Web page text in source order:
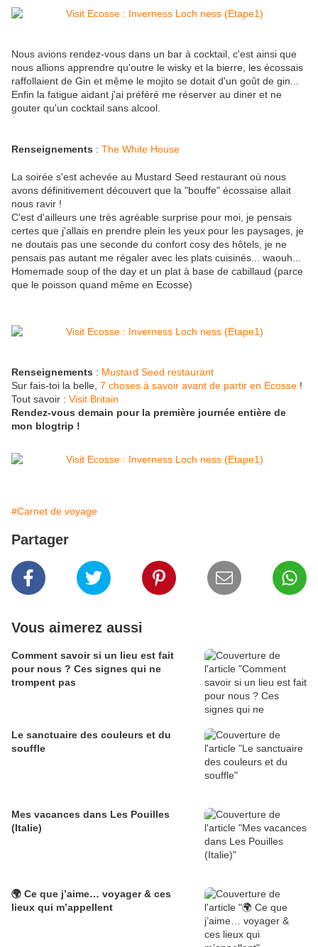
Nous avions rendez-vous dans un bar à cocktail, c'est ainsi que
nous allions apprendre qu'outre le wisky et la bierre, les écossais
raffollaient de Gin et même le mojito se dotait d'un goût de gin...
Enfin la fatigue aidant j'ai préféré me réserver au diner et ne
gouter qu'un cocktail sans alcool.
Renseignements : The White House
La soirée s'est achevée au Mustard Seed restaurant où nous
avons définitivement découvert que la "bouffe" écossaise allait
nous ravir !
C'est d'ailleurs une très agréable surprise pour moi, je pensais
certes que j'allais en prendre plein les yeux pour les paysages, je
ne doutais pas une seconde du confort cosy des hôtels, je ne
pensais pas autant me régaler avec les plats cuisinés... waouh...
Homemade soup of the day et un plat à base de cabillaud (parce
que le poisson quand même en Ecosse)
Renseignements : Mustard Seed restaurant
Sur fais-toi la belle, 7 choses à savoir avant de partir en Ecosse !
Tout savoir : Visit Britain
Rendez-vous demain pour la première journée entière de
mon blogtrip !
#Carnet de voyage
Partager
Vous aimerez aussi
Comment savoir si un lieu est fait
pour nous ? Ces signes qui ne
trompent pas
Le sanctuaire des couleurs et du
souffle
Mes vacances dans Les Pouilles
(Italie)
🌍 Ce que j’aime… voyager & ces
lieux qui m’appellent